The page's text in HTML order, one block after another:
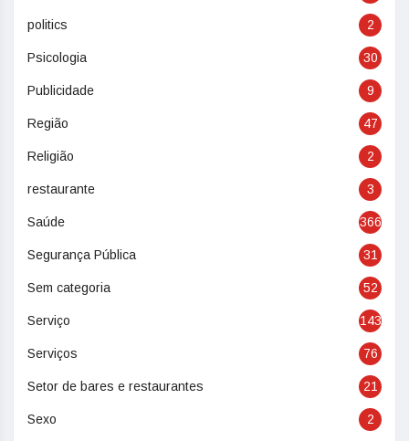
politics 2
Psicologia 30
Publicidade 9
Região 47
Religião 2
restaurante 3
Saúde 366
Segurança Pública 31
Sem categoria 52
Serviço 143
Serviços 76
Setor de bares e restaurantes 21
Sexo 2